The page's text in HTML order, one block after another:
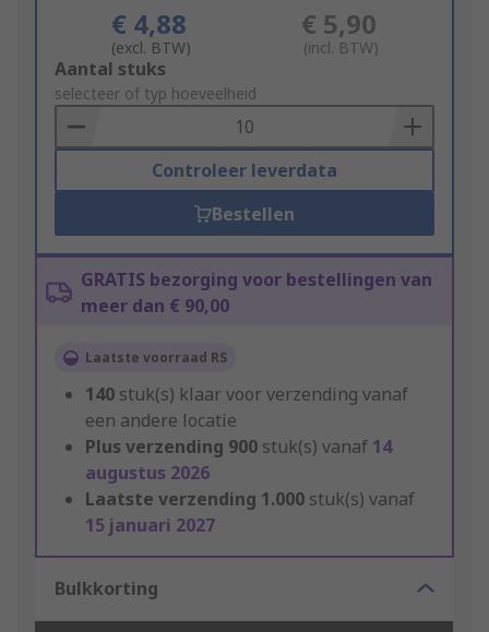
€ 4,88
(excl. BTW)
€ 5,90
(incl. BTW)
Add
to
Basket
Aantal stuks
selecteer of typ hoeveelheid
Controleer leverdata
Bestellen
GRATIS bezorging voor bestellingen van
meer dan € 90,00
Laatste voorraad RS
140 stuk(s) klaar voor verzending vanaf
een andere locatie
Plus verzending 900 stuk(s) vanaf 14
augustus 2026
Laatste verzending 1.000 stuk(s) vanaf
15 januari 2027
Bulkkorting